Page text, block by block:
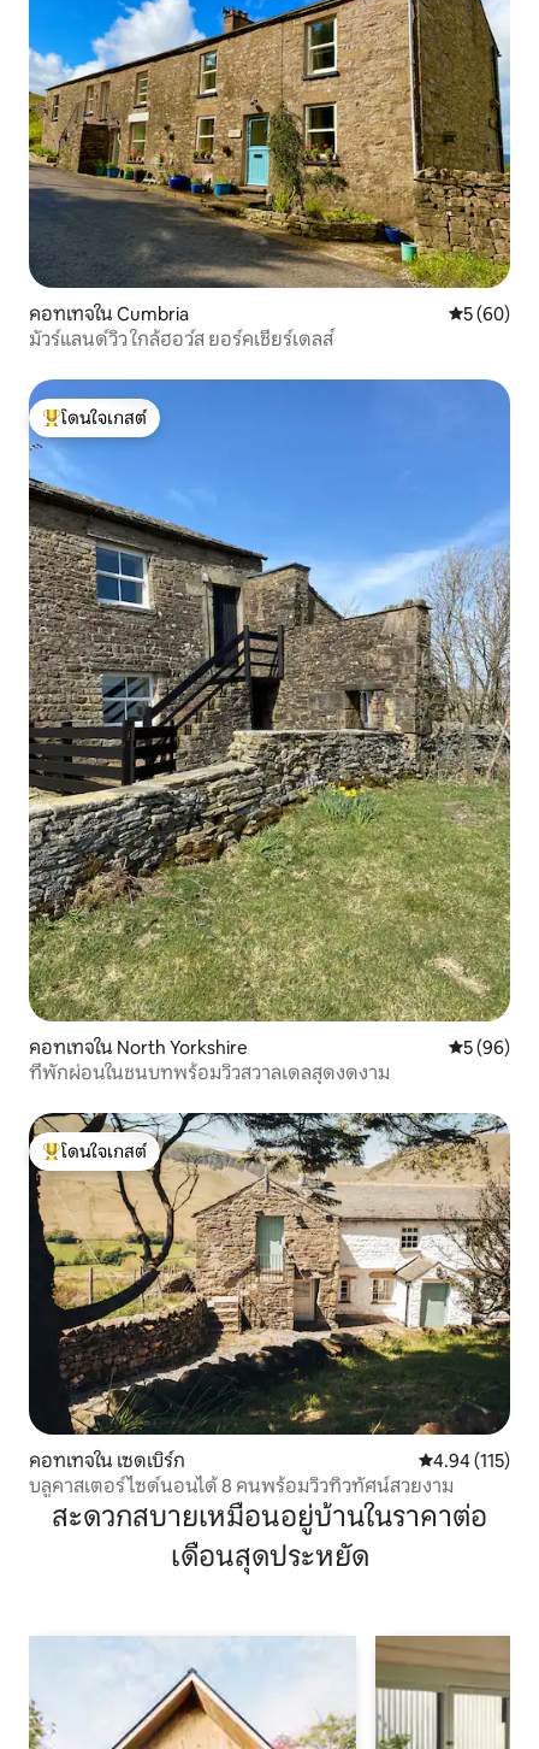
คอทเทจใน Cumbria คะแนนเฉลี่
5 (60)
มัวร์แลนด์วิว ใกล้ฮอว์ส ยอร์คเชียร์เดลส์
โดนใจเกสต์ที่สุด
โดนใจเกสต์
คอทเทจใน North Yorkshire คะแนนเฉลี่
5 (96)
ที่พักผ่อนในชนบทพร้อมวิวสวาลเดลสุดงดงาม
โดนใจเกสต์ที่สุด
โดนใจเกสต์
คอทเทจใน เซดเบิร์ก คะแนนเฉลี่ย
4.94 (115)
บลูคาสเตอร์ไซด์นอนได้ 8 คนพร้อมวิวทิวทัศน์สวยงาม
สะดวกสบายเหมือนอยู่บ้านในราคาต่อ
เดือนสุดประหยัด